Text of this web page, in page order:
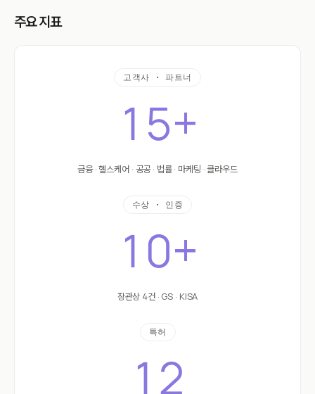
주요 지표
고객사 · 파트너
15+
금융 · 헬스케어 · 공공 · 법률 · 마케팅 · 클라우드
수상 · 인증
10+
장관상 4건 · GS · KISA
특허
12